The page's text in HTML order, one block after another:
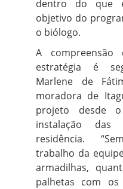
dentro do que
objetivo do
o biólogo.
A compreensão
estratégia é
Marlene de
moradora de
projeto desde
instalação das
residência.
trabalho da
armadilhas,
palhetas com